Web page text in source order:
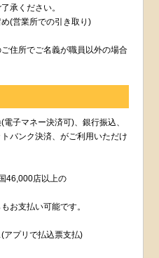
承ください。
(営業所での引き取り)
住所でご名義が職員以外の場合
子マネー決済可)、銀行振込、
バンク決済、がご利用いただけ
46,000店以上の
お支払い可能です。
アプリで払込票支払)